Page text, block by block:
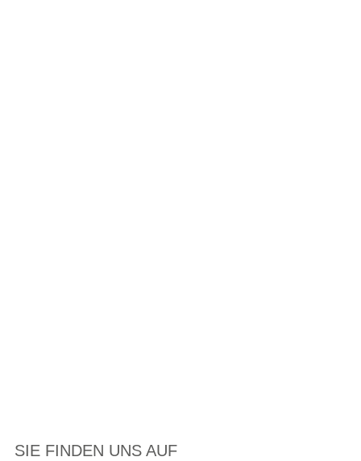
SIE FINDEN UNS AUF